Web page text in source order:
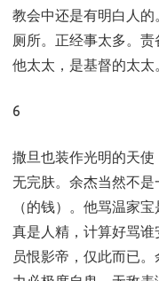
教会中还是有明白人
厕所。正经事太多。
他太太，是基督的太太
6
撒旦也装作光明的天
无完肤。余杰当然不
（的钱）。他骂温家
真是人精，计算好骂
员恨影帝，仅此而已